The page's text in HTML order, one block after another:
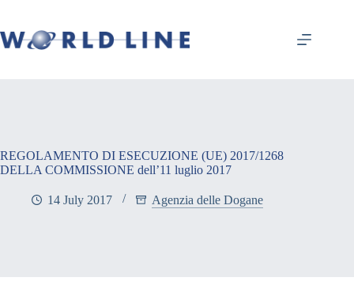
REGOLAMENTO DI ESECUZIONE (UE) 2017/1268
DELLA COMMISSIONE dell’11 luglio 2017
14 July 2017 Agenzia delle Dogane